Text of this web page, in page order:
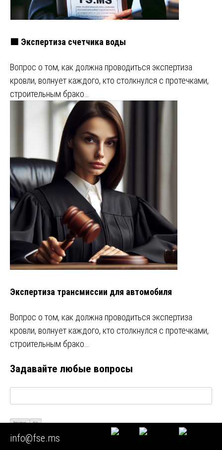
🟩 Экспертиза счетчика воды
Вопрос о том, как должна проводиться экспертиза
кровли, волнует каждого, кто столкнулся с протечками,
строительным брако…
Экспертиза трансмиссии для автомобиля
Вопрос о том, как должна проводиться экспертиза
кровли, волнует каждого, кто столкнулся с протечками,
строительным брако…
Задавайте любые вопросы
Визуально Код
info@fse.ms